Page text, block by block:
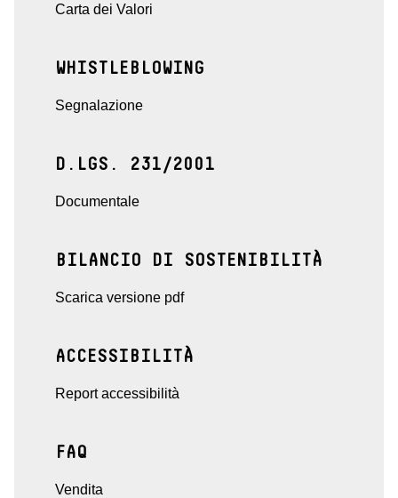
Carta dei Valori
WHISTLEBLOWING
Segnalazione
D.LGS. 231/2001
Documentale
BILANCIO DI SOSTENIBILITÀ
Scarica versione pdf
ACCESSIBILITÀ
Report accessibilità
FAQ
Vendita